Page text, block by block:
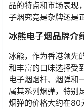
品的特点和市场表
子烟究竟是杂牌还是
冰熊电子烟品牌介
冰熊，作为香港领先
和丰富的口味选择受
电子烟烟杆、烟弹和
属其系列烟弹，特别
烟弹的价格大约在80